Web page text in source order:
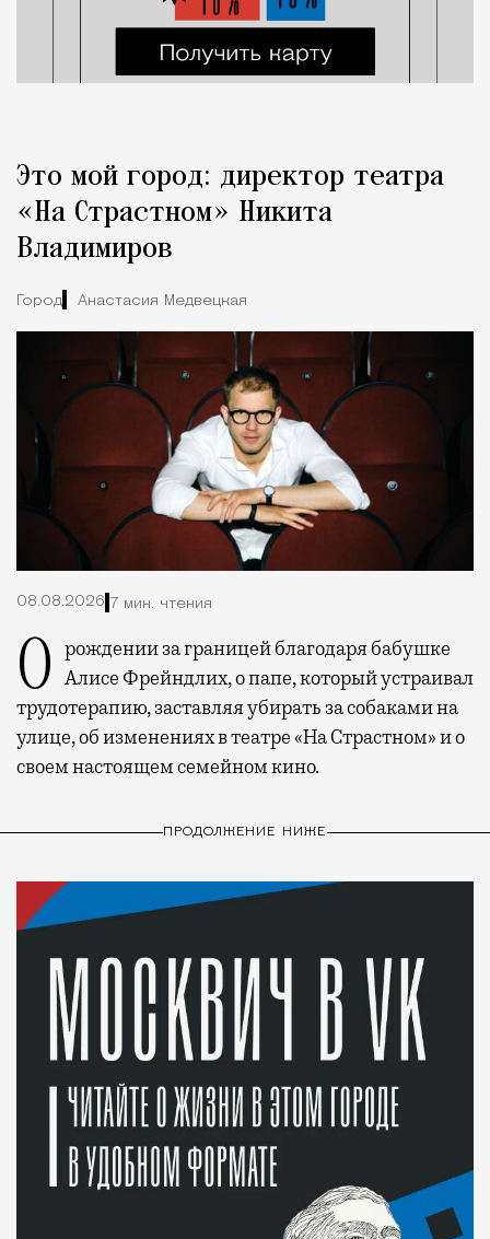
Это мой город: директор театра
«На Страстном» Никита
Владимиров
Город Анастасия Медвецкая
08.08.2026 7 мин. чтения
О рождении за границей благодаря бабушке Алисе Фрейндлих, о папе, который устраивал
трудотерапию, заставляя убирать за собаками на
улице, об изменениях в театре «На Страстном» и о
своем настоящем семейном кино.
ПРОДОЛЖЕНИЕ НИЖЕ